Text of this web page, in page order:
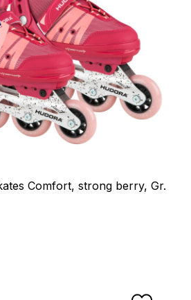
Comfort, strong berry, Gr.